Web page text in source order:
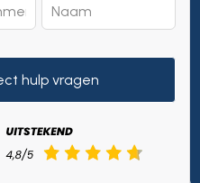
hulp vragen